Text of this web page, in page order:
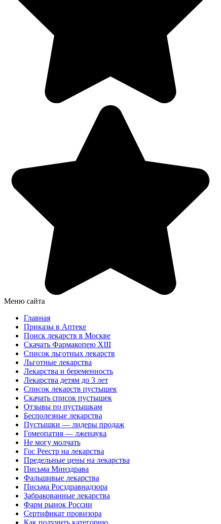
Меню сайта
Главная
Приказы в Аптеке
Поиск лекарств в Москве
Скачать Фармакопею XIII
Список льготных лекарств
Льготные лекарства
Лекарства и беременность
Лекарства детям до 3 лет
Список лекарств пустышек
Скачать список пустышек
Отзывы по пустышкам
Бесполезные лекарства
Пустышки — лидеры продаж
Гомеопатия — лженаука
Не могу молчать
Гос Реестр на лекарства
Предельные цены на лекарства
Письма Минздрава
Фальшивые лекарства
Письма Росздравнадзора
Забракованные лекарства
Фарм рынок России
Сертификат провизора
Как получить категорию